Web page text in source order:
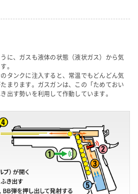
に、ガスも液体の状態（液状ガス）から気
。
タンクに注入すると、常温でもどんどん気
まります。ガスガンは、この「ためておい
出す勢いを利用して作動しています。